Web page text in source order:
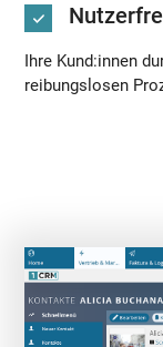
Ihre Kund:innen
reibungslosen